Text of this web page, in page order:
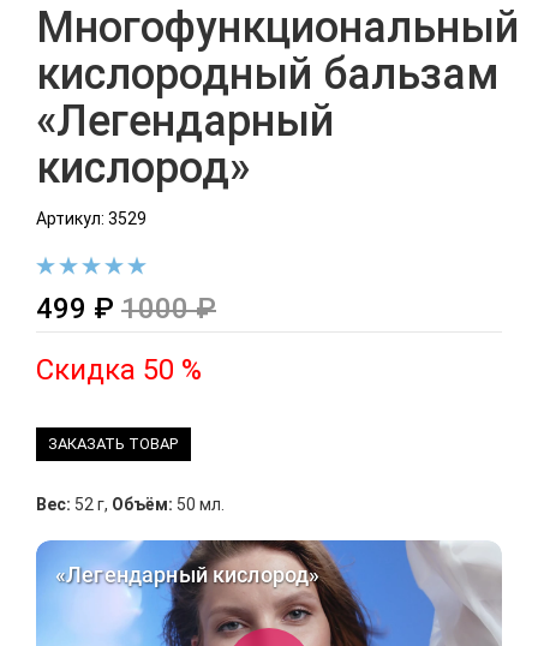
Многофункциональный
кислородный бальзам
«Легендарный
кислород»
Артикул: 3529
499 ₽ 1000 ₽
Скидка 50 %
ЗАКАЗАТЬ ТОВАР
Вес: 52 г, Объём: 50 мл.